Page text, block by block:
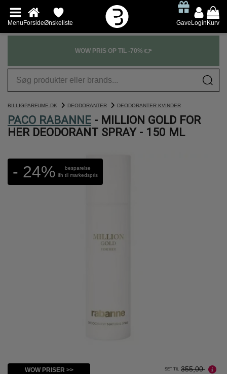
MenuForsideØnskeliste GaveLoginKurv
WOW PRIS OP TIL -70% 👉
BILLIGPARFUME.DK DEODORANTER DEODORANTER KVINDER
PACO RABANNE - MILLION GOLD FOR
HER DEODORANT SPRAY - 150 ML
- 24%
besparelse
ifh til markedspris
WOW PRISER >> SET TIL 355,00